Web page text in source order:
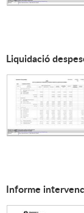
Liquidació
Informe